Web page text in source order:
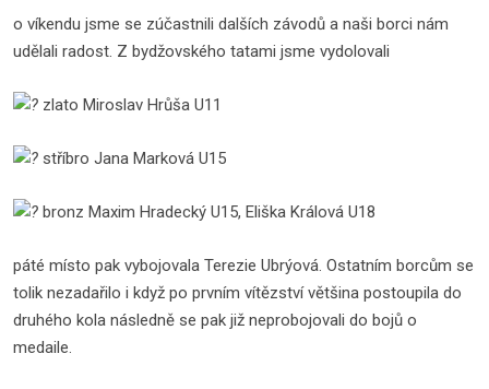
o víkendu jsme se zúčastnili dalších závodů a naši borci nám
udělali radost. Z bydžovského tatami jsme vydolovali
zlato Miroslav Hrůša U11
stříbro Jana Marková U15
bronz Maxim Hradecký U15, Eliška Králová U18
páté místo pak vybojovala Terezie Ubrýová. Ostatním borcům se
tolik nezadařilo i když po prvním vítězství většina postoupila do
druhého kola následně se pak již neprobojovali do bojů o
medaile.